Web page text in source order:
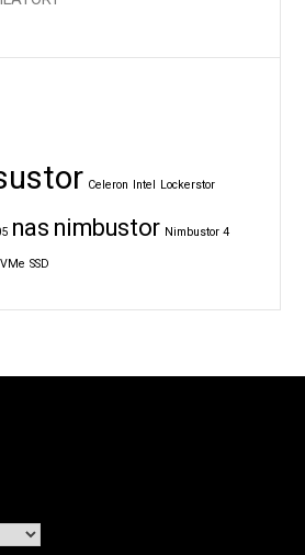
Celeron Intel Lockerstor
nas nimbustor Nimbustor 4
SSD